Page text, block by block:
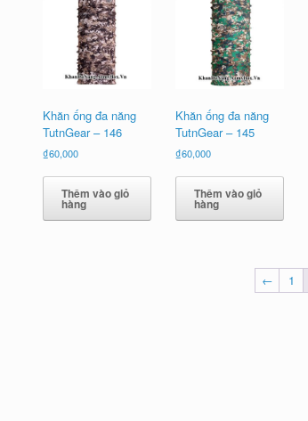
Khăn ống đa năng
TutnGear – 146
₫60,000
Thêm vào giỏ
hàng
Khăn ống đa năng
TutnGear – 145
₫60,000
Thêm vào giỏ
hàng
← 1